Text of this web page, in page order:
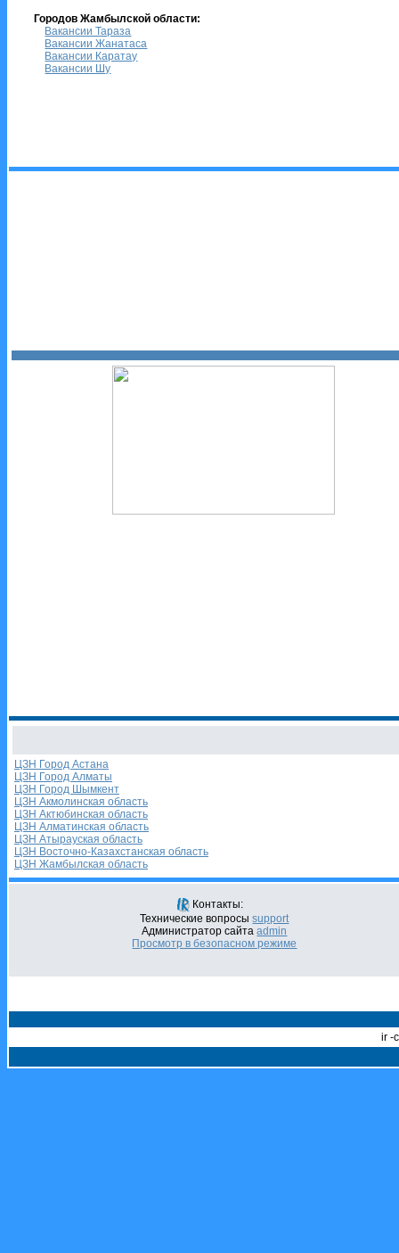
Городов Жамбылской области:
Вакансии Тараза
Вакансии Жанатаса
Вакансии Каратау
Вакансии Шу
ЦЗН Город Астана
ЦЗН Город Алматы
ЦЗН Город Шымкент
ЦЗН Акмолинская область
ЦЗН Актюбинская область
ЦЗН Алматинская область
ЦЗН Атырауская область
ЦЗН Восточно-Казахстанская область
ЦЗН Жамбылская область
Контакты:
Технические вопросыsupport
Администратор сайтаadmin
Просмотр в безопасном режиме
ir -